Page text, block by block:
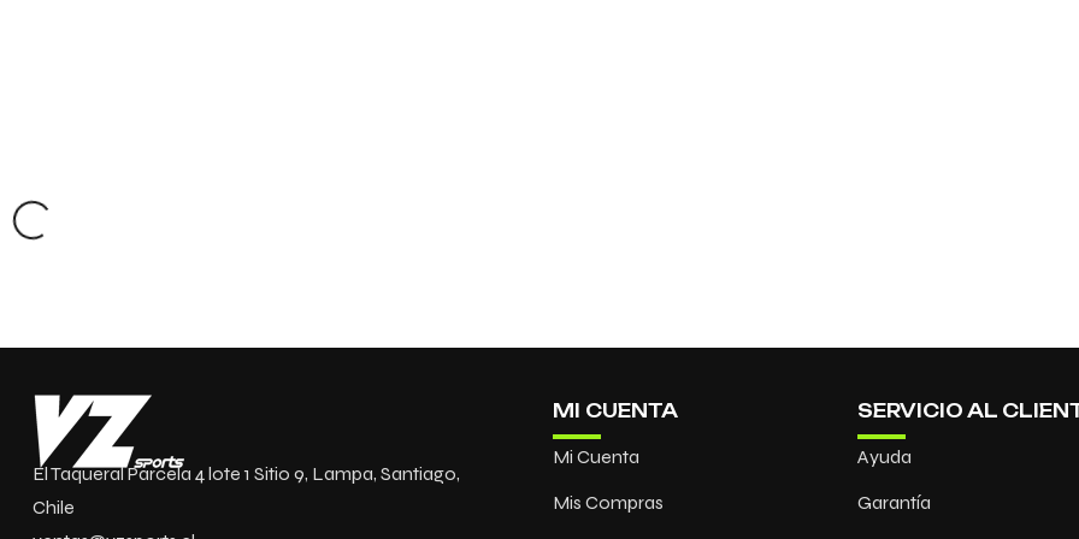
El Taqueral Parcela 4 lote 1 Sitio 9, Lampa, Santiago,
Chile
MI CUENTA
Mi Cuenta
Mis Compras
SERVICIO AL
Ayuda
Garantía